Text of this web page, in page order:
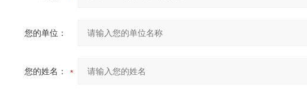
您的单位：
您的姓名：